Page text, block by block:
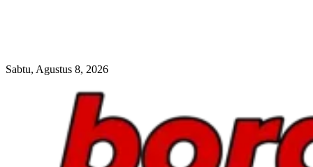
Sabtu, Agustus 8, 2026